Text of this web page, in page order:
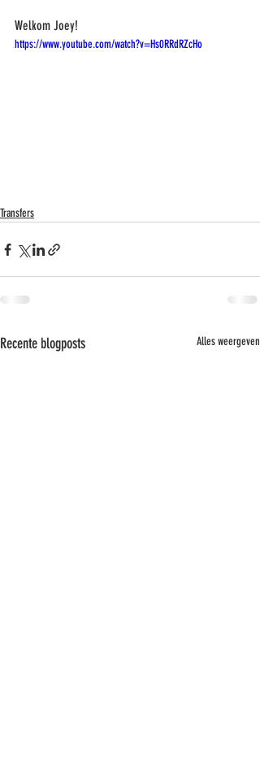
Welkom Joey!
https://www.youtube.com/watch?v=Hs0RRdRZcHo
Transfers
Recente blogposts Alles weergeven